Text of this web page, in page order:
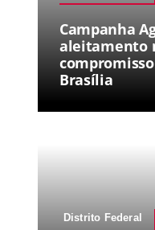
Campanha
aleitamento
Brasília
Distrito Federal